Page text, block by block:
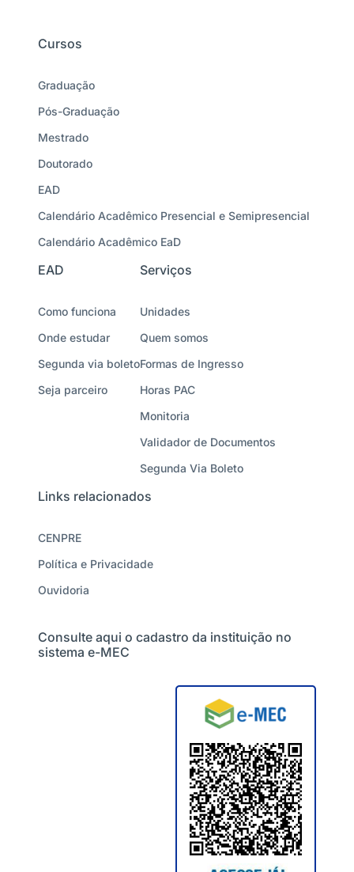
Cursos
Graduação
Pós-Graduação
Mestrado
Doutorado
EAD
Calendário Acadêmico Presencial e Semipresencial
Calendário Acadêmico EaD
EAD
Como funciona
Onde estudar
Segunda via boleto
Seja parceiro
Serviços
Unidades
Quem somos
Formas de Ingresso
Horas PAC
Monitoria
Validador de Documentos
Segunda Via Boleto
Links relacionados
CENPRE
Política e Privacidade
Ouvidoria
Consulte aqui o cadastro da instituição no
sistema e-MEC